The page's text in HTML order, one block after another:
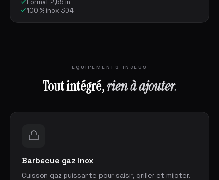
Format 2,69 m
100 % inox 304
ÉQUIPEMENTS INCLUS
Tout intégré,rien à ajouter.
Barbecue gaz inox
Cuisson gaz puissante pour saisir, griller et mijoter.